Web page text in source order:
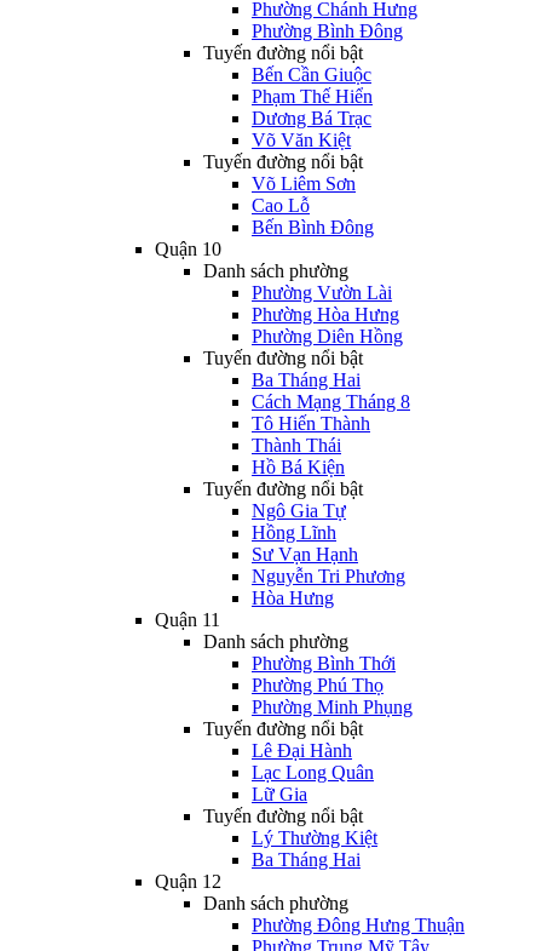
Phường Chánh Hưng
Phường Bình Đông
Tuyến đường nổi bật
Bến Cần Giuộc
Phạm Thế Hiển
Dương Bá Trạc
Võ Văn Kiệt
Tuyến đường nổi bật
Võ Liêm Sơn
Cao Lỗ
Bến Bình Đông
Quận 10
Danh sách phường
Phường Vườn Lài
Phường Hòa Hưng
Phường Diên Hồng
Tuyến đường nổi bật
Ba Tháng Hai
Cách Mạng Tháng 8
Tô Hiến Thành
Thành Thái
Hồ Bá Kiện
Tuyến đường nổi bật
Ngô Gia Tự
Hồng Lĩnh
Sư Vạn Hạnh
Nguyễn Tri Phương
Hòa Hưng
Quận 11
Danh sách phường
Phường Bình Thới
Phường Phú Thọ
Phường Minh Phụng
Tuyến đường nổi bật
Lê Đại Hành
Lạc Long Quân
Lữ Gia
Tuyến đường nổi bật
Lý Thường Kiệt
Ba Tháng Hai
Quận 12
Danh sách phường
Phường Đông Hưng Thuận
Phường Trung Mỹ Tây